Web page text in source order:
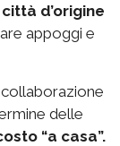
d’origine
appoggi e
delle
“a casa”.